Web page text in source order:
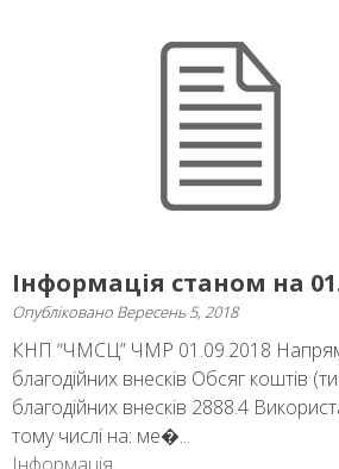
Інформація станом на
Опубліковано Вересень 5, 2018
КНП “ЧМСЦ” ЧМР 01.09.2018
благодійних внесків Обсяг коштів
благодійних внесків 2888.4
тому числі на: ме�...